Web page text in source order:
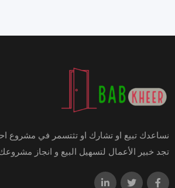
نساعدك تبيع او تشارك او تثتسمر في مشروع
تجد خبير الأعمال لتسهيل البيع و انجاز